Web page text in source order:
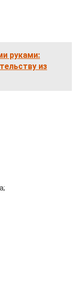
руками:
из